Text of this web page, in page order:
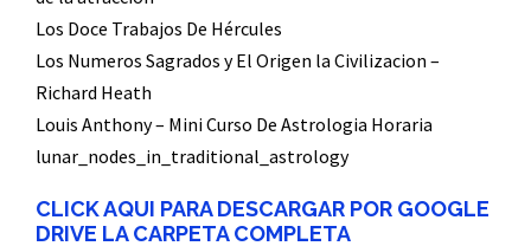
Los Doce Trabajos De Hércules
Los Numeros Sagrados y El Origen la Civilizacion –
Richard Heath
Louis Anthony – Mini Curso De Astrologia Horaria
lunar_nodes_in_traditional_astrology
CLICK AQUI PARA DESCARGAR POR GOOGLE
DRIVE LA CARPETA COMPLETA